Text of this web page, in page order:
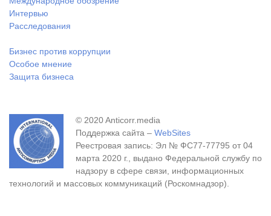
Интервью
Расследования
Бизнес против коррупции
Особое мнение
Защита бизнеса
© 2020 Anticorr.media
Поддержка сайта – WebSites
Реестровая запись: Эл № ФС77-77795 от 04
марта 2020 г., выдано Федеральной службу по
надзору в сфере связи, информационных
технологий и массовых коммуникаций (Роскомнадзор).